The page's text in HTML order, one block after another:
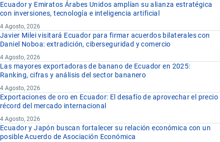
Ecuador y Emiratos Árabes Unidos amplían su alianza estratégica
con inversiones, tecnología e inteligencia artificial
4 Agosto, 2026
Javier Milei visitará Ecuador para firmar acuerdos bilaterales con
Daniel Noboa: extradición, ciberseguridad y comercio
4 Agosto, 2026
Las mayores exportadoras de banano de Ecuador en 2025:
Ranking, cifras y análisis del sector bananero
4 Agosto, 2026
Exportaciones de oro en Ecuador: El desafío de aprovechar el precio
récord del mercado internacional
4 Agosto, 2026
Ecuador y Japón buscan fortalecer su relación económica con un
posible Acuerdo de Asociación Económica